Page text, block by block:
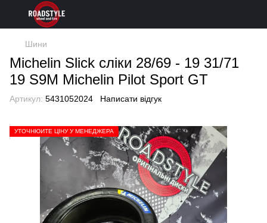
Шини
Michelin Slick сліки 28/69 - 19 31/71
19 S9M Michelin Pilot Sport GT
Артикул: 5431052024 Написати відгук
УТОЧНЮЙТЕ ЦІНУ У МЕНЕДЖЕРА